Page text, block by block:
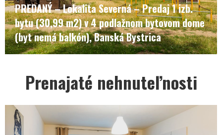
PREDANÝ – Lokalita Severná – Predaj 1 izb.
bytu (30,99 m2) v 4 podlažnom bytovom dome
(byt nemá balkón), Banská Bystrica
Prenajaté nehnuteľnosti